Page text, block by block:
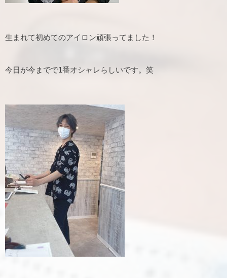
生まれて初めてのアイロン頑張ってました！
今日が今までで1番オシャレらしいです。笑